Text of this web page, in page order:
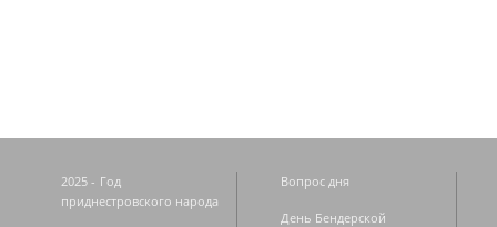
2025 - Год
приднестровского народа
Вопрос дня
День Бендерской